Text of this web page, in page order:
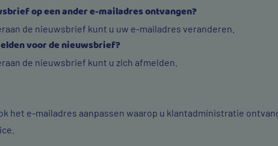
op een ander e-mailadres ontvangen?
de nieuwsbrief kunt u uw e-mailadres veranderen.
voor de nieuwsbrief?
de nieuwsbrief kunt u zich afmelden.
het e-mailadres aanpassen waarop u klantadministratie